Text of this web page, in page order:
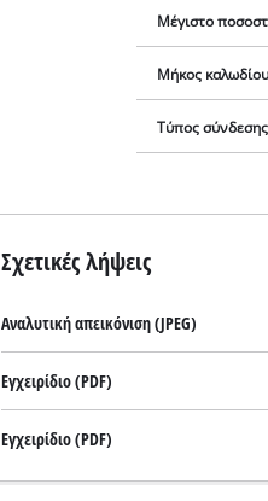
Μέγιστο
Μήκος
Τύπος
Σχετικές λήψεις
Αναλυτική απεικόνιση (JPEG)
Εγχειρίδιο (PDF)
Εγχειρίδιο (PDF)